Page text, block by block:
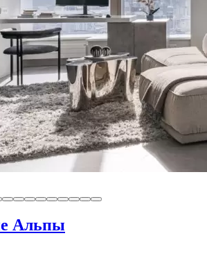
Альпы